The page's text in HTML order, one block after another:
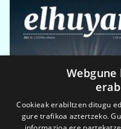
Cookieak erabiltzen ditugu
gure trafikoa aztertzeko.